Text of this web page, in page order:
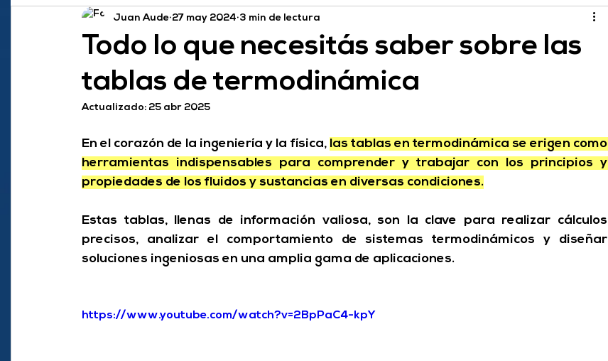
Electrotecnia y Electrónica Estudiar Ingeniería
Automatismos y Controles Física Mecánica y Mecanismos
Todo lo que necesitás saber sobre las
tablas de termodinámica
Juan Aude 27 may 2024 3 min de lectura
Actualizado: 25 abr 2025
En el corazón de la ingeniería y la física, las tablas en termodinámica se erigen como
herramientas indispensables para comprender y trabajar con los principios y
propiedades de los fluidos y sustancias en diversas condiciones.
Estas tablas, llenas de información valiosa, son la clave para realizar cálculos
precisos, analizar el comportamiento de sistemas termodinámicos y diseñar
soluciones ingeniosas en una amplia gama de aplicaciones.
https://www.youtube.com/watch?v=2BpPaC4-kpY